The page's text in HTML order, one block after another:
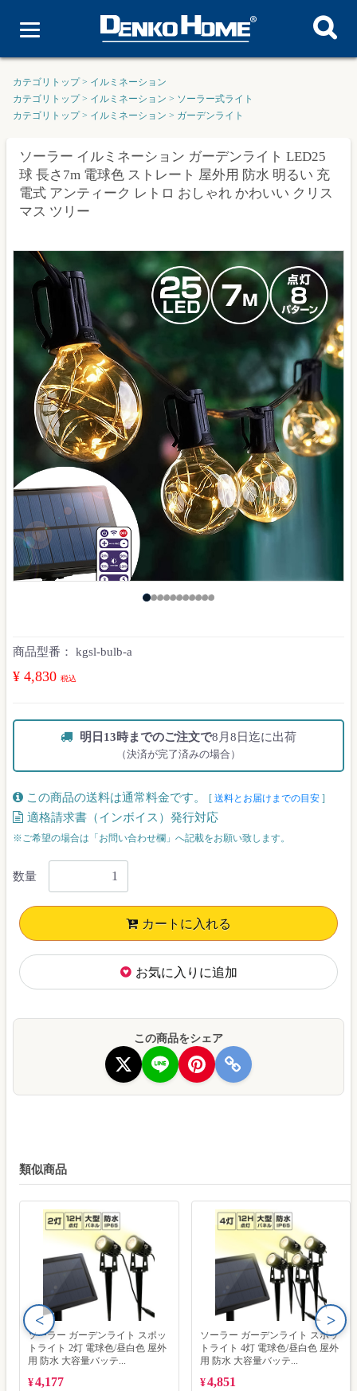
カテゴリトップ > イルミネーション
カテゴリトップ > イルミネーション > ソーラー式ライト
カテゴリトップ > イルミネーション > ガーデンライト
ソーラー イルミネーション ガーデンライト LED25
球 長さ7m 電球色 ストレート 屋外用 防水 明るい 充
電式 アンティーク レトロ おしゃれ かわいい クリス
マス ツリー
商品型番： kgsl-bulb-a
¥ 4,830 税込
明日13時までのご注文で8月8日迄に出荷
（決済が完了済みの場合）
この商品の送料は通常料金です。 [ 送料とお届けまでの目安 ]
適格請求書（インボイス）発行対応
※ご希望の場合は「お問い合わせ欄」へ記載をお願い致します。
数量
カートに入れる
お気に入りに追加
この商品をシェア
類似商品
ソーラー ガーデンライト スポッ
トライト 2灯 電球色/昼白色 屋外
用 防水 大容量バッテ...
¥4,177
ソーラー ガーデンライト スポッ
トライト 4灯 電球色/昼白色 屋外
用 防水 大容量バッテ...
¥4,851
< >